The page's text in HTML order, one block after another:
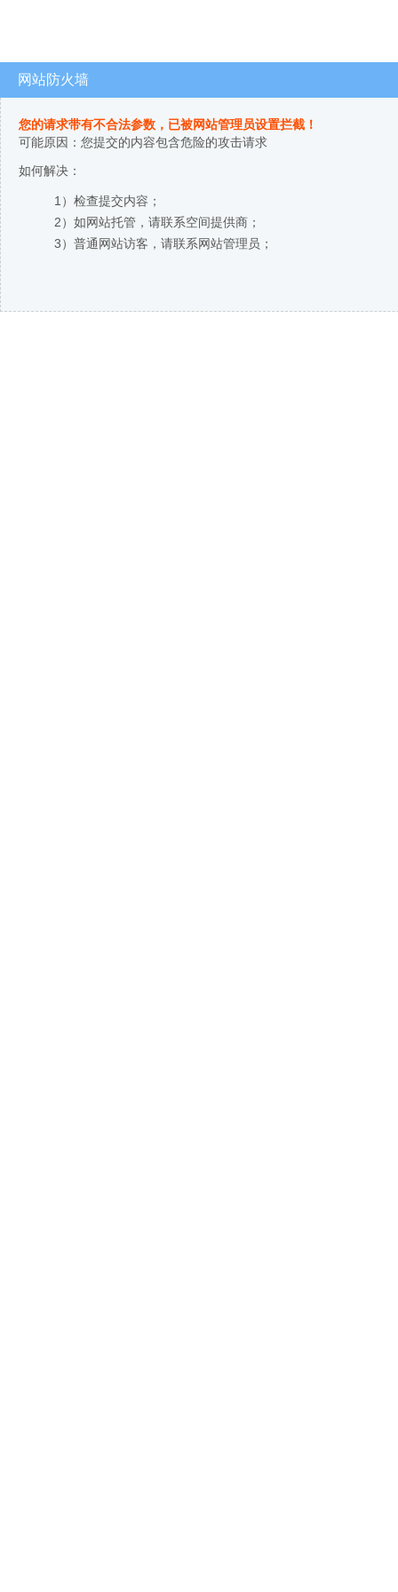
网站防火墙
您的请求带有不合法参数，已被网站管理员设置拦截！
可能原因：您提交的内容包含危险的攻击请求
如何解决：
1）检查提交内容；
2）如网站托管，请联系空间提供商；
3）普通网站访客，请联系网站管理员；